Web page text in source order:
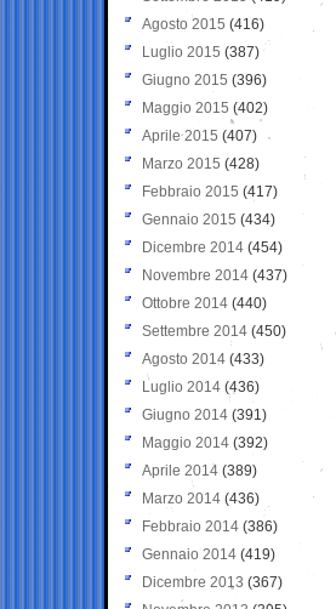
Agosto 2015 (416)
Luglio 2015 (387)
Giugno 2015 (396)
Maggio 2015 (402)
Aprile 2015 (407)
Marzo 2015 (428)
Febbraio 2015 (417)
Gennaio 2015 (434)
Dicembre 2014 (454)
Novembre 2014 (437)
Ottobre 2014 (440)
Settembre 2014 (450)
Agosto 2014 (433)
Luglio 2014 (436)
Giugno 2014 (391)
Maggio 2014 (392)
Aprile 2014 (389)
Marzo 2014 (436)
Febbraio 2014 (386)
Gennaio 2014 (419)
Dicembre 2013 (367)